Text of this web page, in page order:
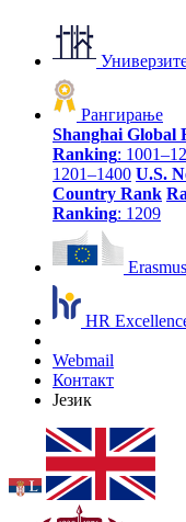
Рангирање
Shanghai Global
Ranking:
1201–1400 U.S.
Country Rank
Ranking: 1209
HR
Webmail
Контакт
Језик